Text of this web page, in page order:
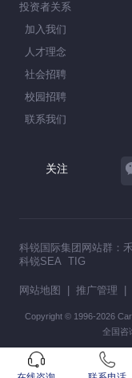
投资者关系
加入我们
人才理念
社会招聘
校园招聘
联系我们
关注
科锐国际集团网站群：
科锐SEA TIG
网站地图 推广管理
Copyright © 1996-2026
全国